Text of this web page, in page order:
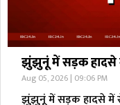
झुंझुनूं में सड़क हादसे
Aug 05, 2026 | 09:06 PM
झुंझुनूं में सड़क हादसे में